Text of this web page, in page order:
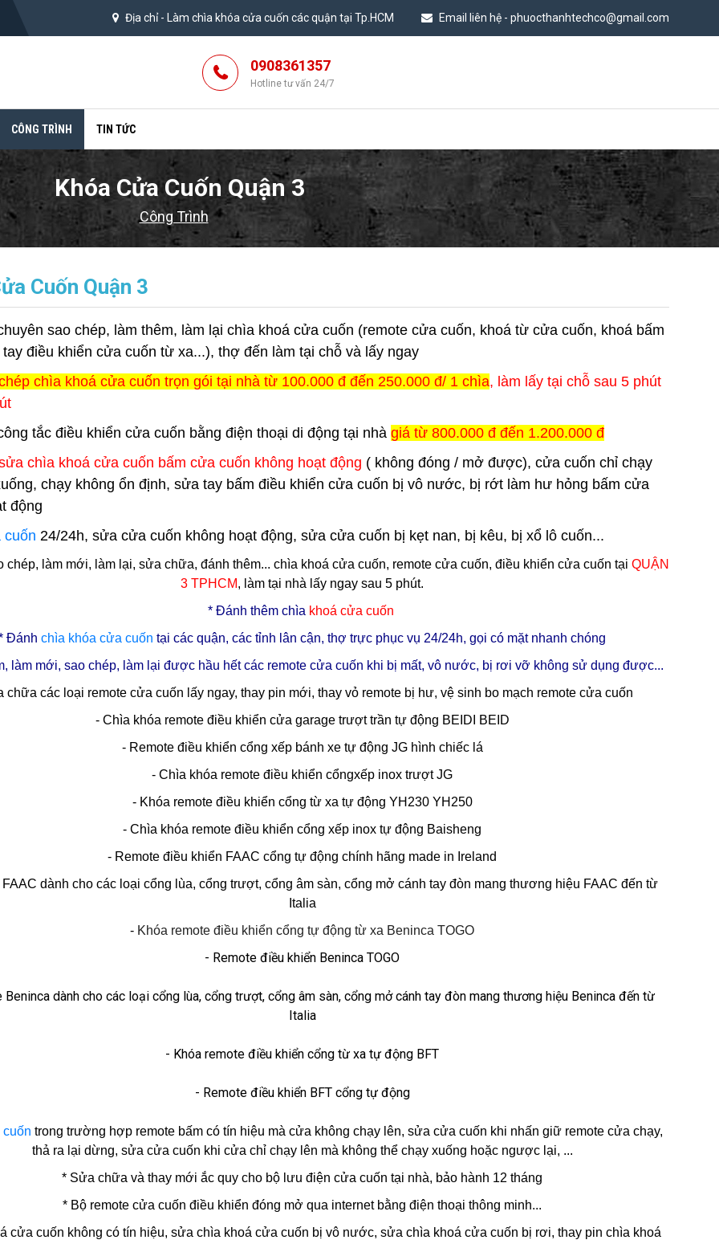
Địa chỉ - Làm chìa khóa cửa cuốn các quận tại Tp.HCM Email liên hệ - phuocthanhtechco@gmail.com
0908361357
Hotline tư vấn 24/7
CÔNG TRÌNH TIN TỨC
Khóa Cửa Cuốn Quận 3
Công Trình
Cuốn Quận 3
sao chép, làm thêm, làm lại chìa khoá cửa cuốn (remote cửa cuốn, khoá từ cửa cuốn, khoá bấm
điều khiển cửa cuốn từ xa...), thợ đến làm tại chỗ và lấy ngay
chìa khoá cửa cuốn trọn gói tại nhà từ 100.000 đ đến 250.000 đ/ 1 chìa, làm lấy tại chỗ sau 5 phút
tắc điều khiển cửa cuốn bằng điện thoại di động tại nhà giá từ 800.000 đ đến 1.200.000 đ
chìa khoá cửa cuốn bấm cửa cuốn không hoạt động ( không đóng / mở được), cửa cuốn chỉ chạy
chạy không ổn định, sửa tay bấm điều khiển cửa cuốn bị vô nước, bị rớt làm hư hỏng bấm cửa
động
24/24h, sửa cửa cuốn không hoạt động, sửa cửa cuốn bị kẹt nan, bị kêu, bị xổ lô cuốn...
chép, làm mới, làm lại, sửa chữa, đánh thêm... chìa khoá cửa cuốn, remote cửa cuốn, điều khiển cửa cuốn tại QUẬN
3 TPHCM, làm tại nhà lấy ngay sau 5 phút.
* Đánh thêm chìa khoá cửa cuốn
Đánh chìa khóa cửa cuốn tại các quận, các tỉnh lân cận, thợ trực phục vụ 24/24h, gọi có mặt nhanh chóng
làm mới, sao chép, làm lại được hầu hết các remote cửa cuốn khi bị mất, vô nước, bị rơi vỡ không sử dụng được...
chữa các loại remote cửa cuốn lấy ngay, thay pin mới, thay vỏ remote bị hư, vệ sinh bo mạch remote cửa cuốn
- Chìa khóa remote điều khiển cửa garage trượt trần tự động BEIDI BEID
- Remote điều khiển cổng xếp bánh xe tự động JG hình chiếc lá
- Chìa khóa remote điều khiển cổngxếp inox trượt JG
- Khóa remote điều khiển cổng từ xa tự động YH230 YH250
- Chìa khóa remote điều khiển cổng xếp inox tự động Baisheng
- Remote điều khiển FAAC cổng tự động chính hãng made in Ireland
dành cho các loại cổng lùa, cổng trượt, cổng âm sàn, cổng mở cánh tay đòn mang thương hiệu FAAC đến từ
Italia
- Khóa remote điều khiển cổng tự động từ xa Beninca TOGO
- Remote điều khiển Beninca TOGO
Beninca dành cho các loại cổng lùa, cổng trượt, cổng âm sàn, cổng mở cánh tay đòn mang thương hiệu Beninca đến từ
Italia
- Khóa remote điều khiển cổng từ xa tự động BFT
- Remote điều khiển BFT cổng tự động
trong trường hợp remote bấm có tín hiệu mà cửa không chạy lên, sửa cửa cuốn khi nhấn giữ remote cửa chạy,
thả ra lại dừng, sửa cửa cuốn khi cửa chỉ chạy lên mà không thể chạy xuống hoặc ngược lại, ...
* Sửa chữa và thay mới ắc quy cho bộ lưu điện cửa cuốn tại nhà, bảo hành 12 tháng
* Bộ remote cửa cuốn điều khiển đóng mở qua internet bằng điện thoại thông minh...
cửa cuốn không có tín hiệu, sửa chìa khoá cửa cuốn bị vô nước, sửa chìa khoá cửa cuốn bị rơi, thay pin chìa khoá